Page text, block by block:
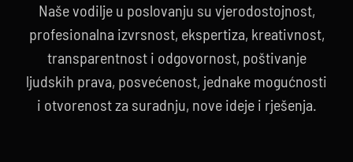
Naše vodilje u poslovanju su vjerodostojnost,
profesionalna izvrsnost, ekspertiza, kreativnost,
transparentnost i odgovornost, poštivanje
ljudskih prava, posvećenost, jednake mogućnosti
i otvorenost za suradnju, nove ideje i rješenja.